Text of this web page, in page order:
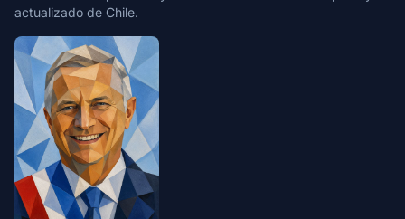
actualizado de Chile.